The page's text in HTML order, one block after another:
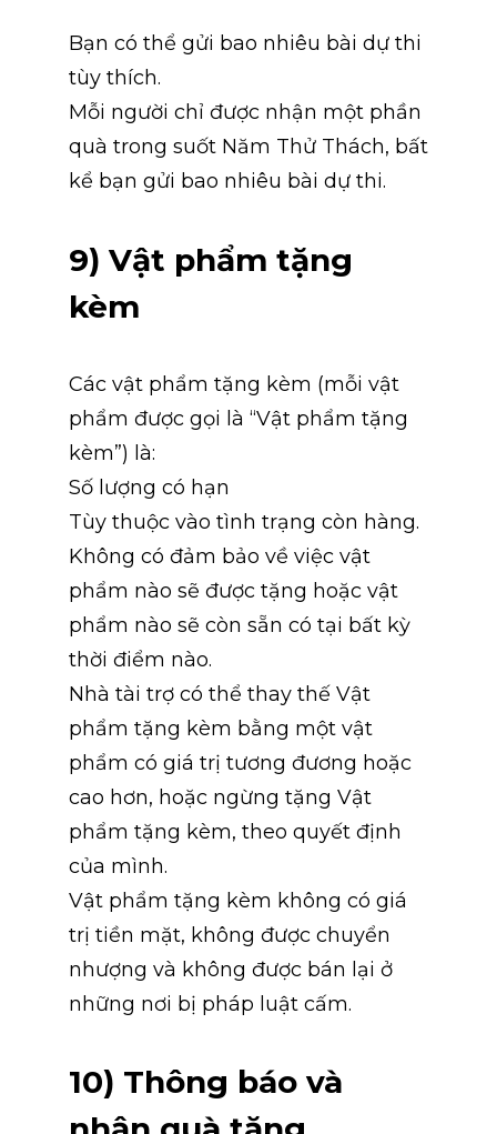
Bạn có thể gửi bao nhiêu bài dự thi
tùy thích.
Mỗi người chỉ được nhận một phần
quà trong suốt Năm Thử Thách, bất
kể bạn gửi bao nhiêu bài dự thi.
9) Vật phẩm tặng
kèm
Các vật phẩm tặng kèm (mỗi vật
phẩm được gọi là “Vật phẩm tặng
kèm”) là:
Số lượng có hạn
Tùy thuộc vào tình trạng còn hàng.
Không có đảm bảo về việc vật
phẩm nào sẽ được tặng hoặc vật
phẩm nào sẽ còn sẵn có tại bất kỳ
thời điểm nào.
Nhà tài trợ có thể thay thế Vật
phẩm tặng kèm bằng một vật
phẩm có giá trị tương đương hoặc
cao hơn, hoặc ngừng tặng Vật
phẩm tặng kèm, theo quyết định
của mình.
Vật phẩm tặng kèm không có giá
trị tiền mặt, không được chuyển
nhượng và không được bán lại ở
những nơi bị pháp luật cấm.
10) Thông báo và